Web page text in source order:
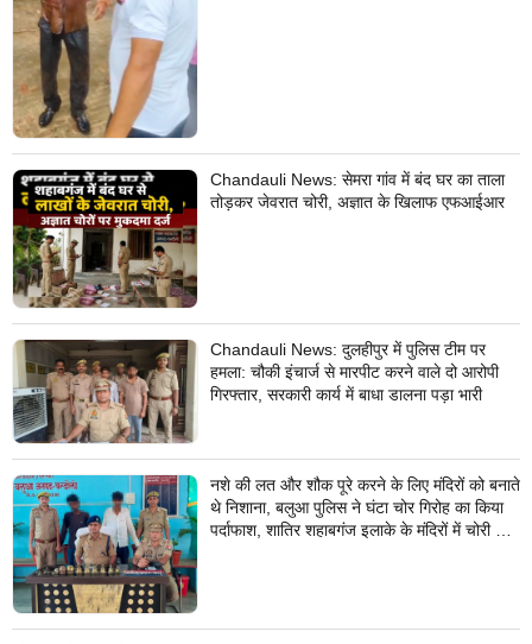
Chandauli News: सेमरा गांव में बंद घर का ताला
तोड़कर जेवरात चोरी, अज्ञात के खिलाफ एफआईआर
Chandauli News: दुलहीपुर में पुलिस टीम पर
हमला: चौकी इंचार्ज से मारपीट करने वाले दो आरोपी
गिरफ्तार, सरकारी कार्य में बाधा डालना पड़ा भारी
नशे की लत और शौक पूरे करने के लिए मंदिरों को बनाते
थे निशाना, बलुआ पुलिस ने घंटा चोर गिरोह का किया
पर्दाफाश, शातिर शहाबगंज इलाके के मंदिरों में चोरी की